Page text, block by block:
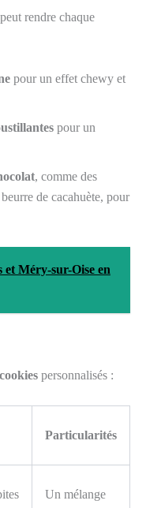
peut rendre chaque
pour un effet chewy et
pour un
, comme des
de cacahuète, pour
et Méry-sur-Oise en
cookies personnalisés :
Particularités
Un mélange